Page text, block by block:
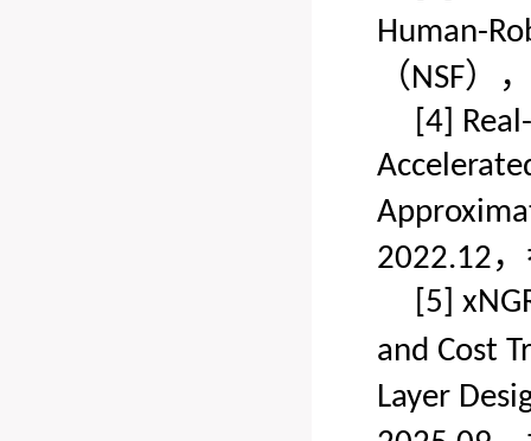
Human-
（NSF）
[4]
2022.12
[5]
and Cost
Layer